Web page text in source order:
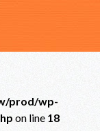
prod/wp-
on line 18